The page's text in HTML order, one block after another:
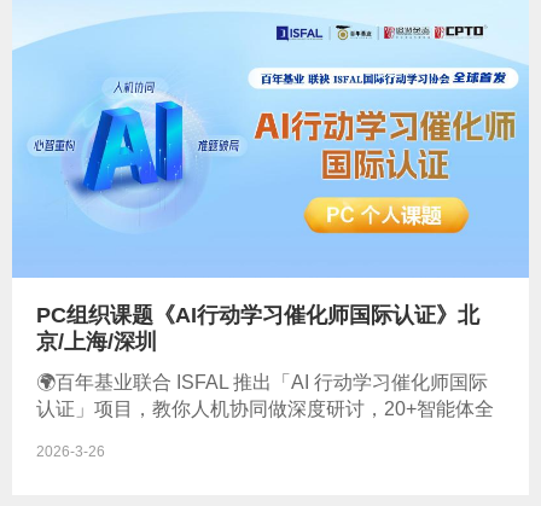
PC组织课题《AI行动学习催化师国际认证》北
京/上海/深圳
🌍百年基业联合 ISFAL 推出「AI 行动学习催化师国际
认证」项目，教你人机协同做深度研讨，20+智能体全
2026-3-26